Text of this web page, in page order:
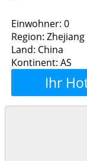
Einwohner: 0
Region: Zhejiang
Land: China
Kontinent: AS
Ihr